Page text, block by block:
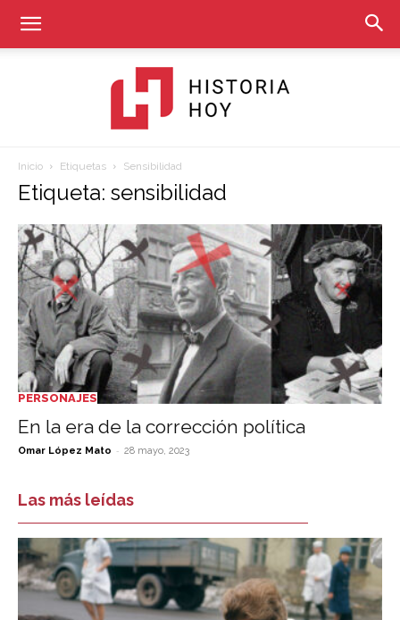
Hoy
Inicio Etiquetas Sensibilidad
Etiqueta: sensibilidad
PERSONAJES
En la era de la corrección política
Omar López Mato - 28 mayo, 2023
Las más leídas